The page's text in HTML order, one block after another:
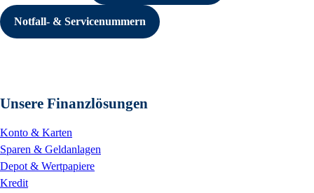
Notfall- & Servicenummern
Unsere Finanzlösungen
Konto & Karten
Sparen & Geldanlagen
Depot & Wertpapiere
Kredit